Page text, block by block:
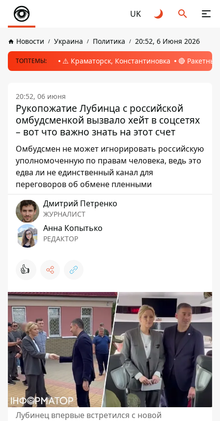
UK
Новости Украина Политика 20:52, 6 Июня 2026
ТОПТЕМЫ: ⚠️ Краматорск, Константиновка 🔴
20:52, 06 июня
Рукопожатие Лубинца с российской
омбудсменкой вызвало хейт в соцсетях
– вот что важно знать на этот счет
Омбудсмен не может игнорировать российскую
уполномоченную по правам человека, ведь это
едва ли не единственный канал для
переговоров об обмене пленными
Дмитрий Петренко
ЖУРНАЛИСТ
Анна Копытько
РЕДАКТОР
👍
Лубинец впервые встретился с новой